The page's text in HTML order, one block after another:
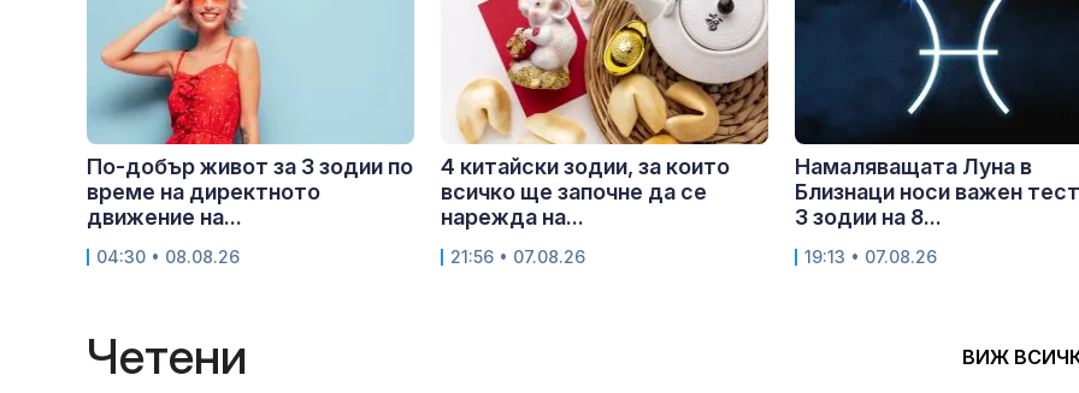
По-добър живот за 3 зодии по
време на директното
движение на...
04:30 • 08.08.26
4 китайски зодии, за които
всичко ще започне да се
нарежда на...
21:56 • 07.08.26
Намаляващата Луна в
Близнаци носи важен
3 зодии на 8...
19:13 • 07.08.26
Четени ВИЖ